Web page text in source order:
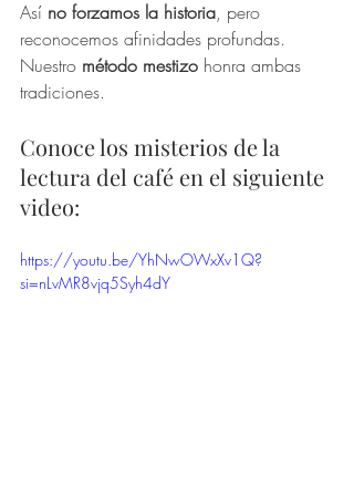
Así no forzamos la historia, pero
reconocemos afinidades profundas.
Nuestro método mestizo honra ambas
tradiciones.
Conoce los misterios de la
lectura del café en el siguiente
video:
https://youtu.be/YhNwOWxXv1Q?
si=nLvMR8vjq5Syh4dY